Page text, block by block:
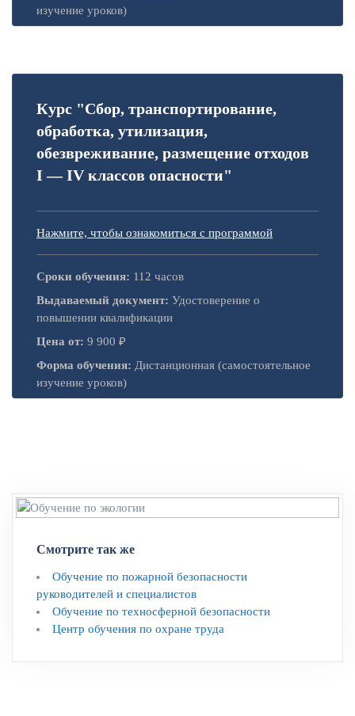
изучение уроков)
Курс "Сбор, транспортирование,
обработка, утилизация,
обезвреживание, размещение отходов
I — IV классов опасности"
Нажмите, чтобы ознакомиться с программой
Сроки обучения: 112 часов
Выдаваемый документ: Удостоверение о
повышении квалификации
Цена от: 9 900 ₽
Форма обучения: Дистанционная (самостоятельное
изучение уроков)
Смотрите так же
Обучение по пожарной безопасности
руководителей и специалистов
Обучение по техносферной безопасности
Центр обучения по охране труда